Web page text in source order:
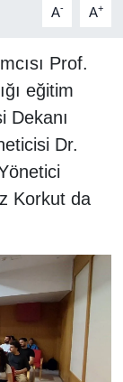
A- A+
Prof.
eğitim
Dekanı
Dr.
Korkut da